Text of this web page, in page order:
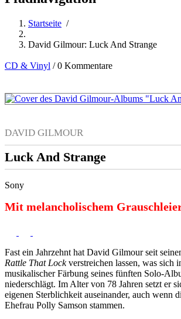
Startseite /
David Gilmour: Luck And Strange
CD & Vinyl /0 Kommentare
DAVID GILMOUR
Luck And Strange
Sony
Mit melancholischem
Fast ein Jahrzehnt hat David Gilmour seit
Rattle That Lockverstreichen lassen, was sich
musikalischer Färbung seines fünften Solo-
niederschlägt. Im Alter von 78 Jahren setzt er
eigenen Sterblichkeit auseinander, auch wenn
Ehefrau Polly Samson stammen.